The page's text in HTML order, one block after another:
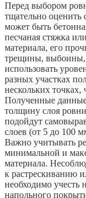
Перед выбором
тщательно оценить
может быть
песчаная стяжка
материала, его
трещины, выбоины,
использовать
разных участках
нескольких
Полученные
толщину слоя
подойдут
слоев (от 5 до 100
Важно учитывать
минимальной и
материала.
к растрескиванию
необходимо учесть
напольного